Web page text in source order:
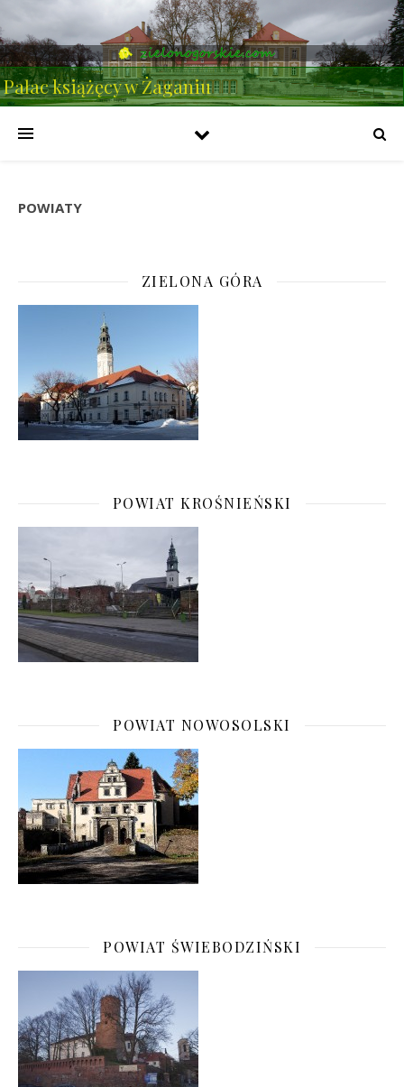
Pałac książęcy w Żaganiu
POWIATY
ZIELONA GÓRA
POWIAT KROŚNIEŃSKI
POWIAT NOWOSOLSKI
POWIAT ŚWIEBODZIŃSKI